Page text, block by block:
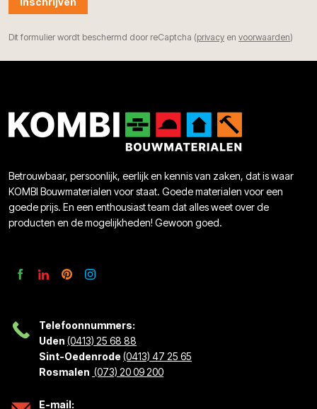
Dit formulier wordt beschermd door reCaptcha (privacy en voorwaarden)
Betrouwbaar, persoonlijk, eerlijk en kennis van zaken, dat is waar
KOMBI Bouwmaterialen voor staat. Goede materialen voor een
goede prijs. En een enthousiast team dat alles weet over de
producten en de mogelijkheden! Gewoon goed.
Telefoonnummers:
Uden (0413) 25 68 88
Sint-Oedenrode(0413) 47 25 65
Rosmalen (073) 20 09 200
E-mail: